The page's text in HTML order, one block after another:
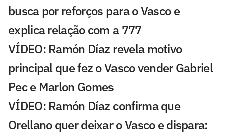
busca por reforços para o Vasco e
explica relação com a 777
VÍDEO: Ramón Díaz revela motivo
principal que fez o Vasco vender Gabriel
Pec e Marlon Gomes
VÍDEO: Ramón Díaz confirma que
Orellano quer deixar o Vasco e dispara: